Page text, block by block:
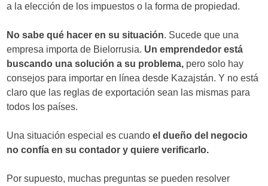
a la elección de los impuestos o la forma de propiedad.
No sabe qué hacer en su situación. Sucede que una
empresa importa de Bielorrusia. Un emprendedor está
buscando una solución a su problema, pero solo hay
consejos para importar en línea desde Kazajstán. Y no está
claro que las reglas de exportación sean las mismas para
todos los países.
Una situación especial es cuandoel dueño del negocio
no confía en su contador y quiere verificarlo.
Por supuesto, muchas preguntas se pueden resolver